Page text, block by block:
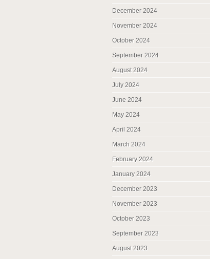
December 2024
November 2024
October 2024
September 2024
August 2024
July 2024
June 2024
May 2024
April 2024
March 2024
February 2024
January 2024
December 2023
November 2023
October 2023
September 2023
August 2023